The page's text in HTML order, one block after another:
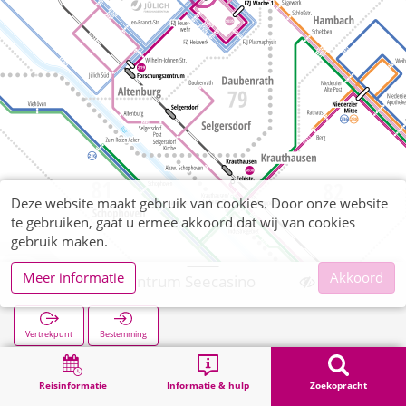
Reisinformatie Informatie & hulp Zoekopracht
Forschungszentrum Seecasino
Vertrekpunt Bestemming
Zoekopracht Forschungszentrum Seecasino
Deze website maakt gebruik van cookies. Door onze website
te gebruiken, gaat u ermee akkoord dat wij van cookies
gebruik maken.
Meer informatie
Akkoord